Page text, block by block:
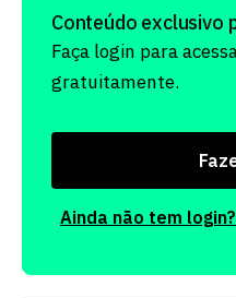
Conteúdo exclusivo
Faça login para
gratuitamente.
Ainda não tem